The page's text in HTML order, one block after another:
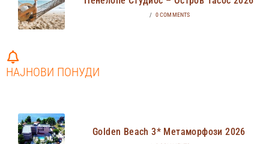
/ 0 COMMENTS
НАЈНОВИ ПОНУДИ
Golden Beach 3* Метаморфози 2026